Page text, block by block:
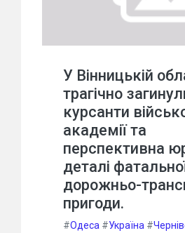
У Вінницькій
трагічно
курсанти
академії та
перспективна
деталі
дорожньо-
пригоди.
#Одеса #Україна #